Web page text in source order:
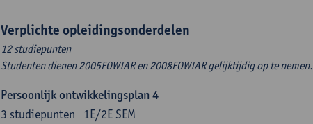
Verplichte opleidingsonderdelen
12 studiepunten
Studenten dienen 2005FOWIAR en 2008FOWIAR gelijktijdig op te nemen.
Persoonlijk ontwikkelingsplan 4
1E/2E SEM
3 studiepunten